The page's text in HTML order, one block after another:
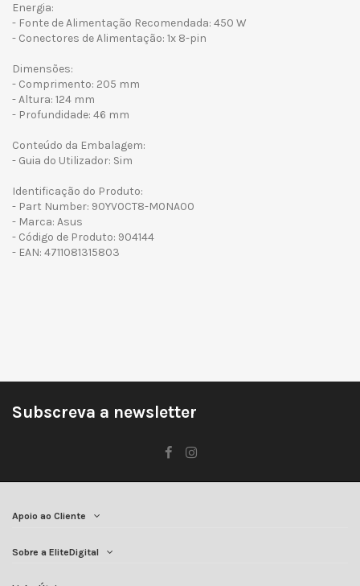
Energia:
- Fonte de Alimentação Recomendada: 450 W
- Conectores de Alimentação: 1x 8-pin
Dimensões:
- Comprimento: 205 mm
- Altura: 124 mm
- Profundidade: 46 mm
Conteúdo da Embalagem:
- Guia do Utilizador: Sim
Identificação do Produto:
- Part Number: 90YV0CT8-M0NA00
- Marca: Asus
- Código de Produto: 904144
- EAN: 4711081315803
Subscreva a newsletter
Apoio ao Cliente
Sobre a EliteDigital